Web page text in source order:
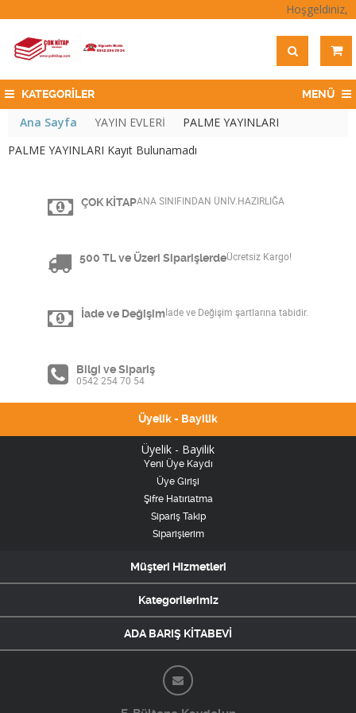
Hoşgeldiniz,
KATEGORİLER MENÜ
Ana Sayfa YAYIN EVLERİ
PALME YAYINLARI
PALME YAYINLARI Kayıt Bulunamadı
ÇOK KİTAPANA SINIFINDAN ÜNİV.HAZIRLIĞA
500 TL ve Üzeri SiparişlerdeÜcretsiz Kargo!
İade ve Değişim İade ve Değişim şartlarına tabidir.
Bilgi ve Sipariş
0542 254 70 54
Üyelik - Bayilik
Üyelik - Bayilik
Yeni Üye Kaydı
Üye Girişi
Şifre Hatırlatma
Sipariş Takip
Siparişlerim
Müşteri Hizmetleri
Kategorilerimiz
ADA BARIŞ KİTABEVİ